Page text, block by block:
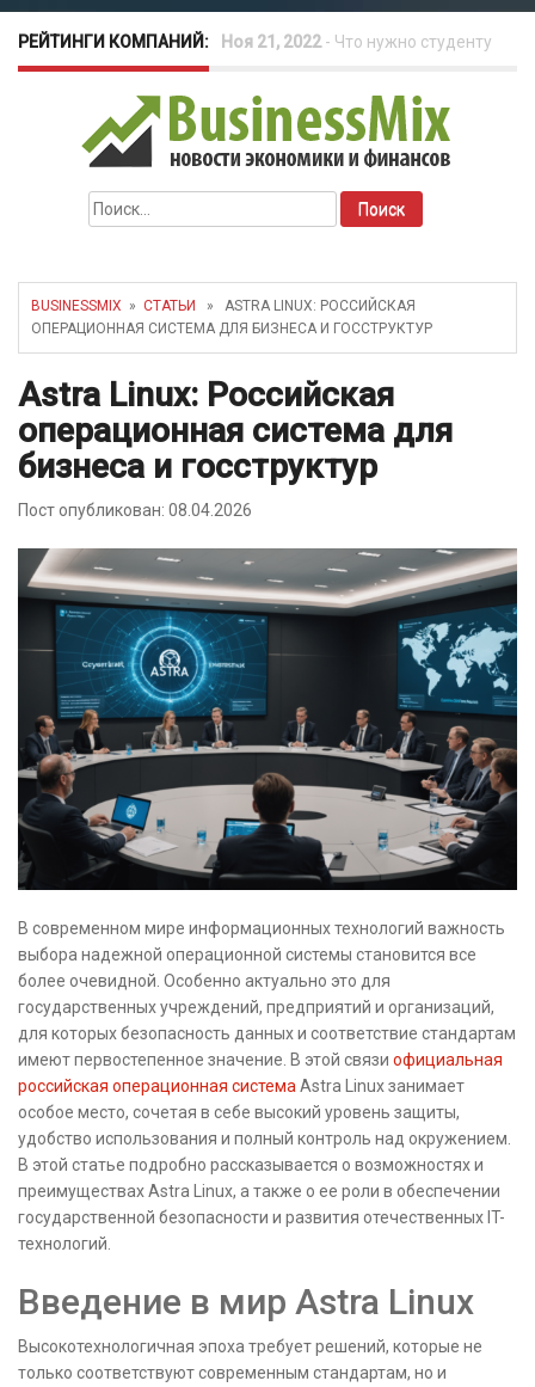
РЕЙТИНГИ КОМПАНИЙ: Окт 26, 2022- Телефония для
amoCRM: лучшие инструменты для
бизнеса
-Курсовые колебания:
как защитить свой бизнес?
Найти:
BUSINESSMIX » СТАТЬИ
» АSTRA LINUX: РОССИЙСКАЯ
ОПЕРАЦИОННАЯ СИСТЕМА ДЛЯ БИЗНЕСА И ГОССТРУКТУР
Аstra Linux: Российская
операционная система для
бизнеса и госструктур
Пост опубликован: 08.04.2026
В современном мире информационных технологий важность
выбора надежной операционной системы становится все
более очевидной. Особенно актуально это для
государственных учреждений, предприятий и организаций,
для которых безопасность данных и соответствие стандартам
имеют первостепенное значение. В этой связи официальная
российская операционная система Astra Linux занимает
особое место, сочетая в себе высокий уровень защиты,
удобство использования и полный контроль над окружением.
В этой статье подробно рассказывается о возможностях и
преимуществах Astra Linux, а также о ее роли в обеспечении
государственной безопасности и развития отечественных IT-
технологий.
Введение в мир Astra Linux
Высокотехнологичная эпоха требует решений, которые не
только соответствуют современным стандартам, но и